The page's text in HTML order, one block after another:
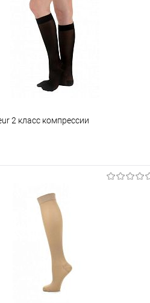
2 класс компрессии